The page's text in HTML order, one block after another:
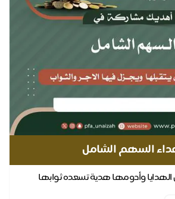
السهم الشامل
وأدومها هدية تسعده ثوابها